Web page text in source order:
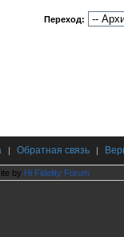
Переход:
| Обратная связь |
by Hi Fidelity Forum